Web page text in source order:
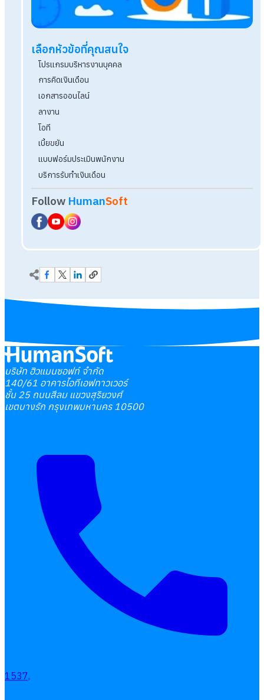
บริษัท ฮิวแมนซอฟท์ จำกัด
140/61 อาคารไอทีเอฟทาวเวอร์
ชั้น 25 ถนนสีลม แขวงสุริยวงศ์
เขตบางรัก กรุงเทพมหานคร 10500
1537,